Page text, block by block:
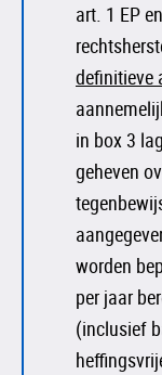
art. 1 EP
definitieve
in box 3
geheven
worden
per jaar
(inclusief